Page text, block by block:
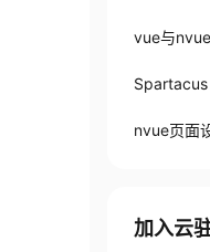
vue与
Spartacus
nvue页面
加入云